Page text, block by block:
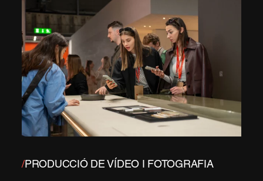
/PRODUCCIÓ DE VÍDEO I FOTOGRAFIA